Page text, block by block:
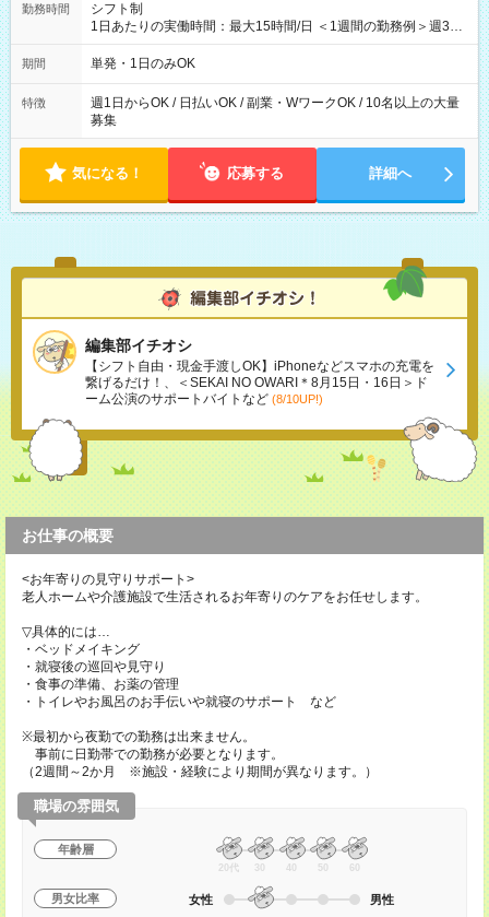
勤務時間
シフト制
1日あたりの実働時間：最大15時間/日 ＜1週間の勤務例＞週3回
勤務 勤務：月・水・金 休み：火・木・土・日 好きな時にお仕事
可能です！ ※1日あたりの最大実働時間は日勤、夜勤共に勤務し
期間 単発・1日のみOK
特徴
週1日からOK / 日払いOK / 副業・WワークOK / 10名以上の大量
募集
気になる！ 応募する 詳細へ
編集部イチオシ
【シフト自由・現金手渡しOK】iPhoneなどスマホの充電を
繋げるだけ！、＜SEKAI NO OWARI＊8月15日・16日＞ド
ーム公演のサポートバイトなど (8/10UP!)
お仕事の概要
<お年寄りの見守りサポート>
老人ホームや介護施設で生活されるお年寄りのケアをお任せします。
▽具体的には…
・ベッドメイキング
・就寝後の巡回や見守り
・食事の準備、お薬の管理
・トイレやお風呂のお手伝いや就寝のサポート など
※最初から夜勤での勤務は出来ません。
事前に日勤帯での勤務が必要となります。
（2週間～2か月 ※施設・経験により期間が異なります。）
職場の雰囲気
年齢層
20代 30 40 50 60
男女比率 女性 男性